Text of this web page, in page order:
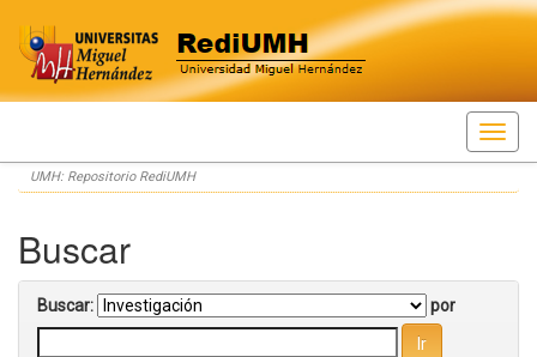
Skip
navigation
UMH: Repositorio RediUMH
Buscar
Buscar: por